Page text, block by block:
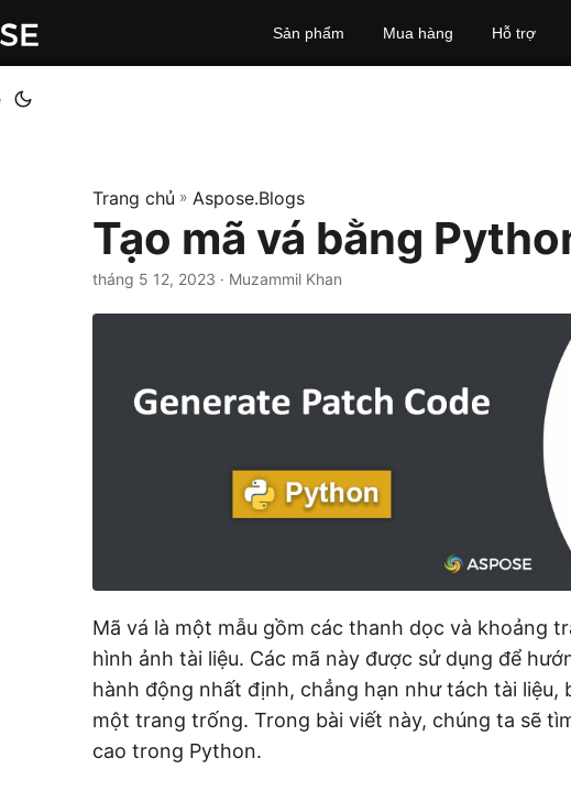
Sản phẩm Mua hàng Hỗ trợ
Trang chủ » Aspose.Blogs
Tạo mã vá bằng
tháng 5 12, 2023 · Muzammil Khan
Mã vá là một mẫu gồm các thanh dọc và khoảng
hình ảnh tài liệu. Các mã này được sử dụng để
hành động nhất định, chẳng hạn như tách tài liệu,
một trang trống. Trong bài viết này, chúng ta sẽ
cao trong Python.